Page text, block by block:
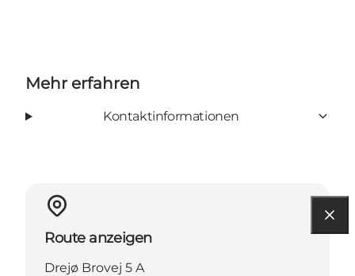
Mehr erfahren
Kontaktinformationen
Route anzeigen
Drejø Brovej 5 A